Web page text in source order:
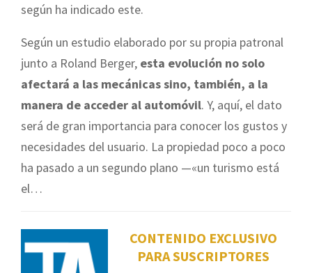
según ha indicado este.
Según un estudio elaborado por su propia patronal
junto a Roland Berger, esta evolución no solo
afectará a las mecánicas sino, también, a la
manera de acceder al automóvil. Y, aquí, el dato
será de gran importancia para conocer los gustos y
necesidades del usuario. La propiedad poco a poco
ha pasado a un segundo plano —«un turismo está
el…
CONTENIDO EXCLUSIVO
PARA SUSCRIPTORES